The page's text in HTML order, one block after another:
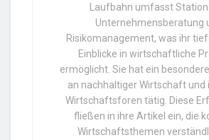
Laufbahn umfasst
Unternehmensberatung
Risikomanagement, was ihr
Einblicke in wirtschaftliche
ermöglicht. Sie hat ein
an nachhaltiger Wirtschaft und
Wirtschaftsforen tätig. Diese
fließen in ihre Artikel ein, die
Wirtschaftsthemen